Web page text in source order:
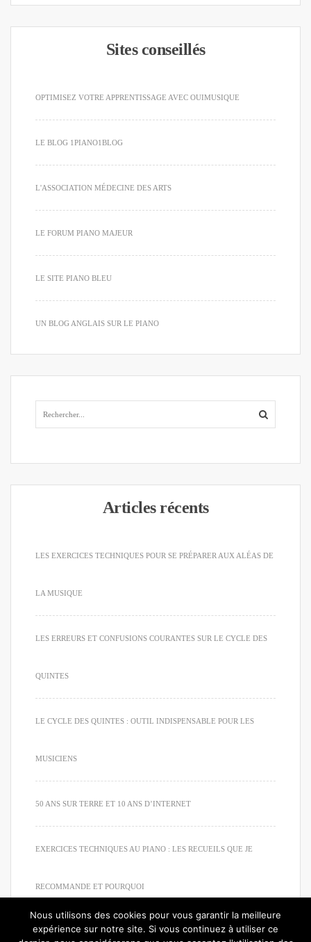
Sites conseillés
OPTIMISEZ VOTRE APPRENTISSAGE AVEC OUIMUSIQUE
LE BLOG 1PIANO1BLOG
L'ASSOCIATION MÉDECINE DES ARTS
LE FORUM PIANO MAJEUR
LE SITE PIANO BLEU
UN BLOG ANGLAIS SUR LE PIANO
Articles récents
LES EXERCICES TECHNIQUES POUR SE PRÉPARER AUX ALÉAS DE
LA MUSIQUE
LES ERREURS ET CONFUSIONS COURANTES SUR LE CYCLE DES
QUINTES
LE CYCLE DES QUINTES : OUTIL INDISPENSABLE POUR LES
MUSICIENS
50 ANS SUR TERRE ET 10 ANS D’INTERNET
EXERCICES TECHNIQUES AU PIANO : LES RECUEILS QUE JE
RECOMMANDE ET POURQUOI
Nous utilisons des cookies pour vous garantir la meilleure
expérience sur notre site. Si vous continuez à utiliser ce